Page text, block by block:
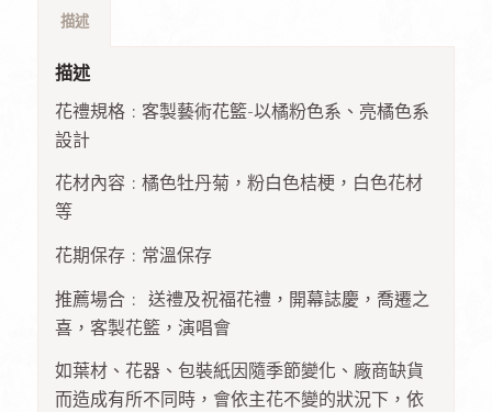
描述
描述
花禮規格 : 客製藝術花籃-以橘粉色系、亮橘色系
設計
花材內容 : 橘色牡丹菊，粉白色桔梗，白色花材
等
花期保存 : 常溫保存
推薦場合 : 送禮及祝福花禮，開幕誌慶，喬遷之
喜，客製花籃，演唱會
如葉材、花器、包裝紙因隨季節變化、廠商缺貨
而造成有所不同時，會依主花不變的狀況下，依